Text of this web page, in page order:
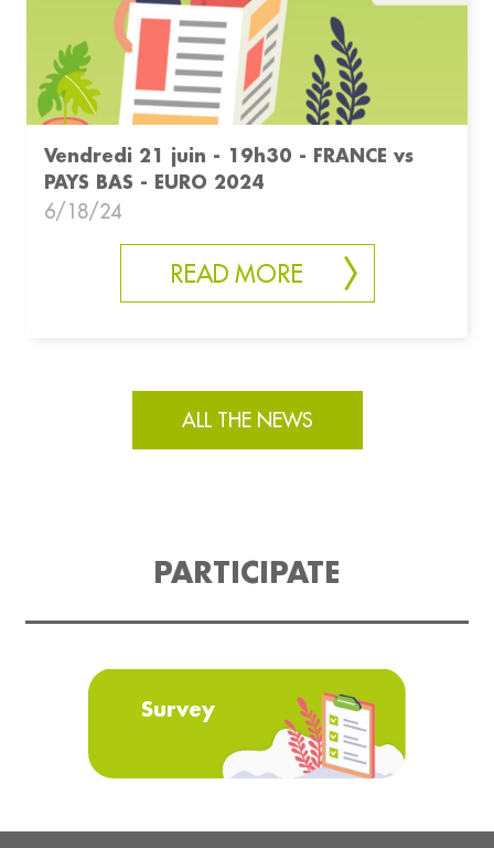
Vendredi 21 juin - 19h30 - FRANCE vs
PAYS BAS - EURO 2024
6/18/24
READ MORE
ALL THE NEWS
PARTICIPATE
Survey